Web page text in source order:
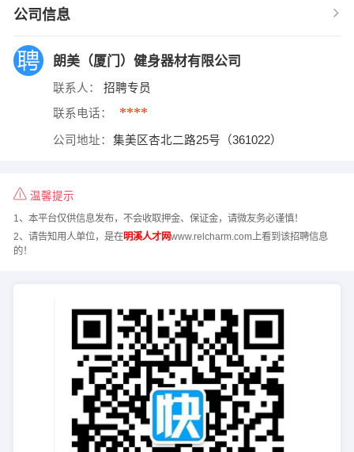
公司信息
朗美（厦门）健身器材有限公司
联系人： 招聘专员
联系电话： ****
公司地址： 集美区杏北二路25号（361022）
温馨提示
1、本平台仅供信息发布，不会收取押金、保证金，请微友务必谨慎！
2、请告知用人单位，是在明溪人才网www.relcharm.com上看到该招聘信息
的！